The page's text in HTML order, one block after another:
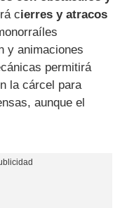
cierres y atracos
y animaciones
permitirá
la cárcel para
aunque el